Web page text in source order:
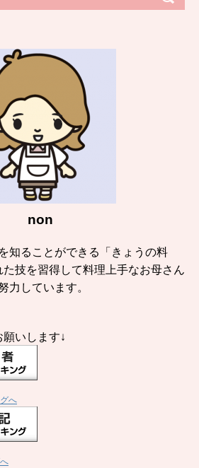
non
知ることができる「きょうの料
技を習得して料理上手なお母さん
力しています。
いします↓
へ